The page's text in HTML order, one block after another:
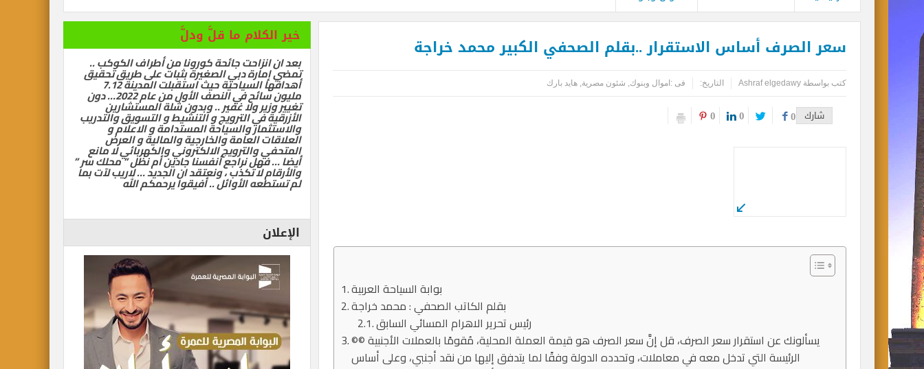
سعر الصرف أساس الاستقرار ..بقلم الصحفي الكبير محمد خراجة
كتب بواسطة Ashraf elgedawy التاريخ: فى : اموال وبنوك, شئون مصرية, هايد بارك
شارك 0
0
0
بوابة السياحة العربية
بقلم الكاتب الصحفي : محمد خراجة
رئيس تحرير الاهرام المسائي السابق
©© يسألونك عن استقرار سعر الصرف، قل إنَّ سعر الصرف هو قيمة العملة المحلية، مُقومًا بالعملات الأجنبية
الرئيسة التي تدخل معه في معاملات، وتحدده الدولة وفقًا لما يتدفق إليها من نقد أجنبي، وعلى أساس
خير الكلام ما قلَّ ودلَّ
بعد ان انزاحت جائحة كورونا من أطراف الكوكب ..
تمضي إمارة دبي الصغيرة بثبات على طريق تحقيق
أهدافها السياحية حيث استقبلت المدينة 7.12
مليون سائح في النصف الأول من عام 2022… دون
تغيير وزير ولا غفير .. وبدون شلة المستشارين
الأزرقية في الترويج و التنشيط و التسويق والتدريب
والاستثمار والسياحة المستدامة و الاعلام و
العلاقات العامة والخارجية والمالية و العرض
المتحفي والترويج الالكتروني والكهربائي لا مانع
أيضا … فهل نراجع أنفسنا جادين أم نظل ” محلك سر ”
والأرقام لا تكذب ، ونعتقد ان الجديد … لاريب لآت بما
لم تستطعه الأوائل .. أفيقوا يرحمكم الله
الإعلان